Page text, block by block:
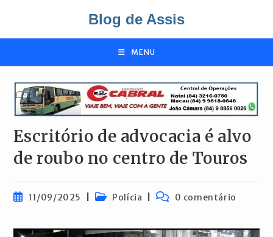
o
Blog de Assis
MENU
Escritório de advocacia é alvo
de roubo no centro de Touros
Post11/09/2025
Categoria
Polícia
Comentários
0 comentário